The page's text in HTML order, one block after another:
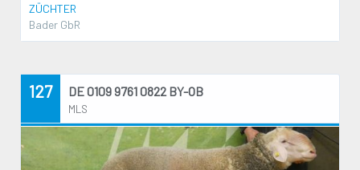
ZÜCHTER
Bader GbR
127 DE 0109 9761 0822 BY-OB
MLS